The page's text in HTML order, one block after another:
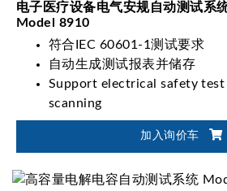
电子医疗设备电气安规自动测试系
Model 8910
符合IEC 60601-1测试要求
自动生成测试报表并储存
Support electrical safety
scanning
Support customize function
Open architecture software
加入询价车